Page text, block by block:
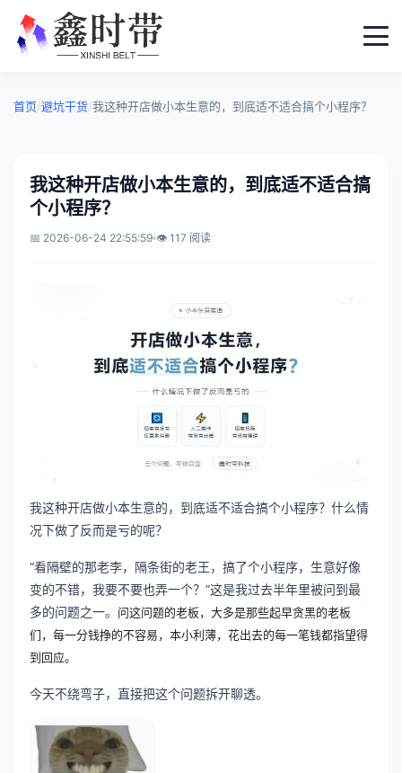
首页/避坑干货/我这种开店做小本生意的，到底适不适合搞个小程序？
我这种开店做小本生意的，到底适不适合搞
个小程序？
📅 2026-06-24 22:55:59 👁️ 117 阅读
我这种开店做小本生意的，到底适不适合搞个小程序？什么情
况下做了反而是亏的呢？
“看隔壁的那老李，隔条街的老王，搞了个小程序，生意好像
变的不错，我要不要也弄一个？”这是我过去半年里被问到最
多的问题之一。 问这问题的老板，大多是那些起早贪黑的老板
们，每一分钱挣的不容易，本小利薄，花出去的每一笔钱都指望得
到回应。
今天不绕弯子，直接把这个问题拆开聊透。